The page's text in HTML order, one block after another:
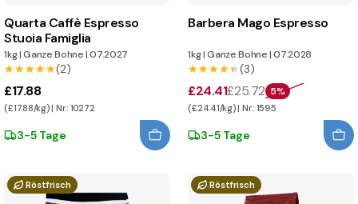
Quarta Caffè Espresso
Stuoia Famiglia
1kg|Ganze Bohne|07.2027
★★★★★
★★★★★(2)
£17.88
(£17.88/kg) | Nr.: 10272
3-5 Tage
Barbera Mago Espresso
1kg|Ganze Bohne|07.2028
★★★★★
★★★★★(3)
£24.41£25.72 5%
(£24.41/kg) | Nr.: 1595
3-5 Tage
Röstfrisch Röstfrisch